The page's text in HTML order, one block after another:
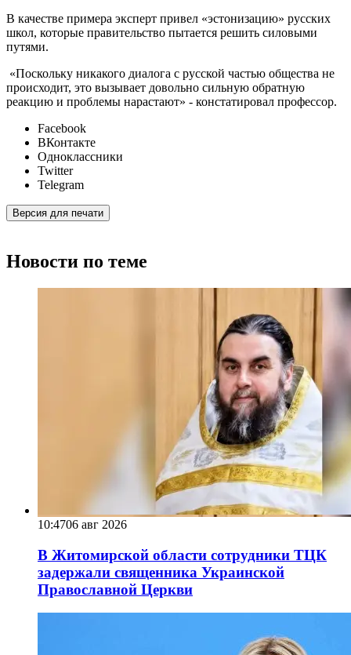
В качестве примера эксперт привел «эстонизацию» русских
школ, которые правительство пытается решить силовыми
путями.
«Поскольку никакого диалога с русской частью общества не
происходит, это вызывает довольно сильную обратную
реакцию и проблемы нарастают» - констатировал профессор.
Facebook
ВКонтакте
Одноклассники
Twitter
Telegram
Версия для печати
Новости по теме
10:4706 авг 2026
В Житомирской области сотрудники ТЦК
задержали священника Украинской
Православной Церкви